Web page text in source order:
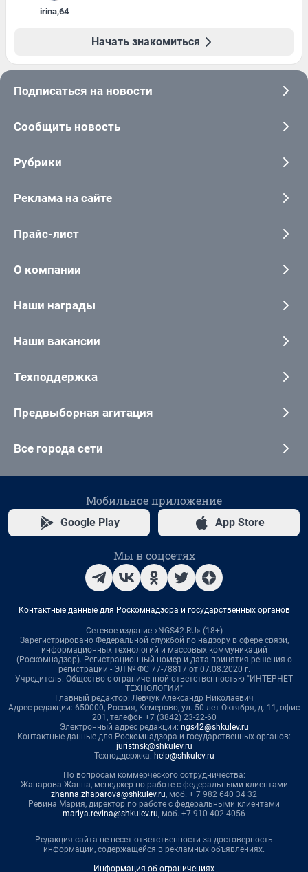
irina,64
Начать знакомиться
Подписаться на новости
Сообщить новость
Рубрики
Реклама на сайте
Прайс-лист
О компании
Наши награды
Наши вакансии
Техподдержка
Предвыборная агитация
Все города сети
Мобильное приложение
Google Play App Store
Мы в соцсетях
Контактные данные для Роскомнадзора и государственных органов
Сетевое издание «NGS42.RU» (18+)
Зарегистрировано Федеральной службой по надзору в сфере связи,
информационных технологий и массовых коммуникаций
(Роскомнадзор). Регистрационный номер и дата принятия решения о
регистрации - ЭЛ № ФС 77-78817 от 07.08.2020 г.
Учредитель: Общество с ограниченной ответственностью "ИНТЕРНЕТ
ТЕХНОЛОГИИ"
Главный редактор: Левчук Александр Николаевич
Адрес редакции: 650000, Россия, Кемерово, ул. 50 лет Октября, д. 11, офис
201, телефон +7 (3842) 23-22-60
Электронный адрес редакции: ngs42@shkulev.ru
Контактные данные для Роскомнадзора и государственных органов:
juristnsk@shkulev.ru
Техподдержка: help@shkulev.ru
По вопросам коммерческого сотрудничества:
Жапарова Жанна, менеджер по работе с федеральными клиентами
zhanna.zhaparova@shkulev.ru, моб. + 7 982 640 34 32
Ревина Мария, директор по работе с федеральными клиентами
mariya.revina@shkulev.ru, моб. +7 910 402 4056
Редакция сайта не несет ответственности за достоверность
информации, содержащейся в рекламных объявлениях.
Информация об ограничениях